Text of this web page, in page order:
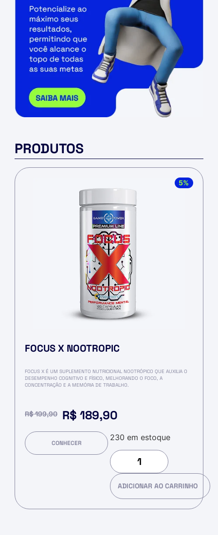
PRODUTOS
5%
FOCUS X NOOTROPIC
FOCUS X É UM SUPLEMENTO NUTRICIONAL NOOTRÓPICO QUE AUXILIA O
DESEMPENHO COGNITIVO E FÍSICO, MELHORANDO O FOCO, A
CONCENTRAÇÃO E A MEMÓRIA DE TRABALHO.
R$199,90 R$ 189,90
CONHECER
230 em estoque
ADICIONAR AO CARRINHO